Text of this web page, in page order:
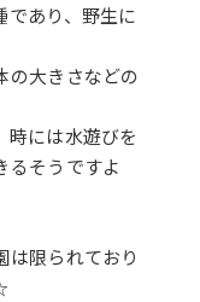
であり、野生に
の大きさなどの
時には水遊びを
るそうですよ
は限られており